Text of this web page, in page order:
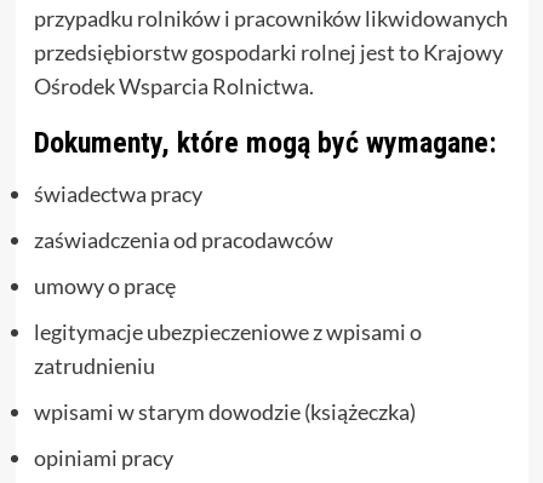
przypadku rolników i pracowników likwidowanych
przedsiębiorstw gospodarki rolnej jest to Krajowy
Ośrodek Wsparcia Rolnictwa.
Dokumenty, które mogą być wymagane:
świadectwa pracy
zaświadczenia od pracodawców
umowy o pracę
legitymacje ubezpieczeniowe z wpisami o
zatrudnieniu
wpisami w starym dowodzie (książeczka)
opiniami pracy